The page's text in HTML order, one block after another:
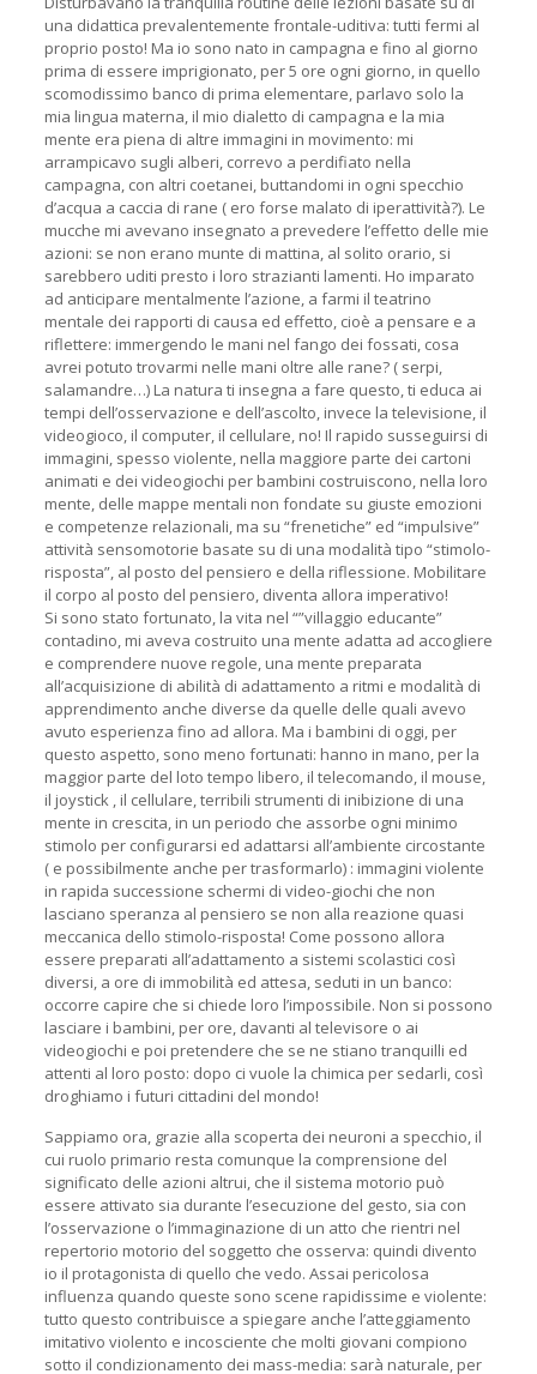
una didattica prevalentemente frontale-uditiva: tutti fermi al
proprio posto! Ma io sono nato in campagna e fino al giorno
prima di essere imprigionato, per 5 ore ogni giorno, in quello
scomodissimo banco di prima elementare, parlavo solo la
mia lingua materna, il mio dialetto di campagna e la mia
mente era piena di altre immagini in movimento: mi
arrampicavo sugli alberi, correvo a perdifiato nella
campagna, con altri coetanei, buttandomi in ogni specchio
d’acqua a caccia di rane ( ero forse malato di iperattività?). Le
mucche mi avevano insegnato a prevedere l’effetto delle mie
azioni: se non erano munte di mattina, al solito orario, si
sarebbero uditi presto i loro strazianti lamenti. Ho imparato
ad anticipare mentalmente l’azione, a farmi il teatrino
mentale dei rapporti di causa ed effetto, cioè a pensare e a
riflettere: immergendo le mani nel fango dei fossati, cosa
avrei potuto trovarmi nelle mani oltre alle rane? ( serpi,
salamandre…) La natura ti insegna a fare questo, ti educa ai
tempi dell’osservazione e dell’ascolto, invece la televisione, il
videogioco, il computer, il cellulare, no! Il rapido susseguirsi di
immagini, spesso violente, nella maggiore parte dei cartoni
animati e dei videogiochi per bambini costruiscono, nella loro
mente, delle mappe mentali non fondate su giuste emozioni
e competenze relazionali, ma su “frenetiche” ed “impulsive”
attività sensomotorie basate su di una modalità tipo “stimolo-
risposta”, al posto del pensiero e della riflessione. Mobilitare
il corpo al posto del pensiero, diventa allora imperativo!
Si sono stato fortunato, la vita nel “”villaggio educante”
contadino, mi aveva costruito una mente adatta ad accogliere
e comprendere nuove regole, una mente preparata
all’acquisizione di abilità di adattamento a ritmi e modalità di
apprendimento anche diverse da quelle delle quali avevo
avuto esperienza fino ad allora. Ma i bambini di oggi, per
questo aspetto, sono meno fortunati: hanno in mano, per la
maggior parte del loto tempo libero, il telecomando, il mouse,
il joystick , il cellulare, terribili strumenti di inibizione di una
mente in crescita, in un periodo che assorbe ogni minimo
stimolo per configurarsi ed adattarsi all’ambiente circostante
( e possibilmente anche per trasformarlo) : immagini violente
in rapida successione schermi di video-giochi che non
lasciano speranza al pensiero se non alla reazione quasi
meccanica dello stimolo-risposta! Come possono allora
essere preparati all’adattamento a sistemi scolastici così
diversi, a ore di immobilità ed attesa, seduti in un banco:
occorre capire che si chiede loro l’impossibile. Non si possono
lasciare i bambini, per ore, davanti al televisore o ai
videogiochi e poi pretendere che se ne stiano tranquilli ed
attenti al loro posto: dopo ci vuole la chimica per sedarli, così
droghiamo i futuri cittadini del mondo!
Sappiamo ora, grazie alla scoperta dei neuroni a specchio, il
cui ruolo primario resta comunque la comprensione del
significato delle azioni altrui, che il sistema motorio può
essere attivato sia durante l’esecuzione del gesto, sia con
l’osservazione o l’immaginazione di un atto che rientri nel
repertorio motorio del soggetto che osserva: quindi divento
io il protagonista di quello che vedo. Assai pericolosa
influenza quando queste sono scene rapidissime e violente:
tutto questo contribuisce a spiegare anche l’atteggiamento
imitativo violento e incosciente che molti giovani compiono
sotto il condizionamento dei mass-media: sarà naturale, per